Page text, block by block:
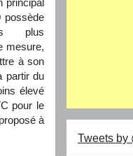
principal
possède
plus
mesure,
à son
partir du
élevé
pour le
à
Tweets by